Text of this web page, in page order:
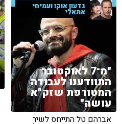
גדעון אוקו ועמיחי
אתאלי
"מ־7 לאוקטובר
התוודענו לעבודה
המטורפת שזק"א
עושה"
אברהם טל התייחס לשיר